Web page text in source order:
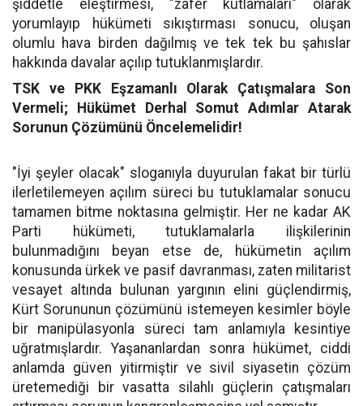
şiddetle eleştirmesi, "zafer kutlamaları" olarak
yorumlayıp hükümeti sıkıştırması sonucu, oluşan
olumlu hava birden dağılmış ve tek tek bu şahıslar
hakkında davalar açılıp tutuklanmışlardır.
TSK ve PKK Eşzamanlı Olarak Çatışmalara Son
Vermeli; Hükümet Derhal Somut Adımlar Atarak
Sorunun Çözümünü Öncelemelidir!
"İyi şeyler olacak" sloganıyla duyurulan fakat bir türlü
ilerletilemeyen açılım süreci bu tutuklamalar sonucu
tamamen bitme noktasına gelmiştir. Her ne kadar AK
Parti hükümeti, tutuklamalarla ilişkilerinin
bulunmadığını beyan etse de, hükümetin açılım
konusunda ürkek ve pasif davranması, zaten militarist
vesayet altında bulunan yargının elini güçlendirmiş,
Kürt Sorununun çözümünü istemeyen kesimler böyle
bir manipülasyonla süreci tam anlamıyla kesintiye
uğratmışlardır. Yaşananlardan sonra hükümet, ciddi
anlamda güven yitirmiştir ve sivil siyasetin çözüm
üretemediği bir vasatta silahlı güçlerin çatışmaları